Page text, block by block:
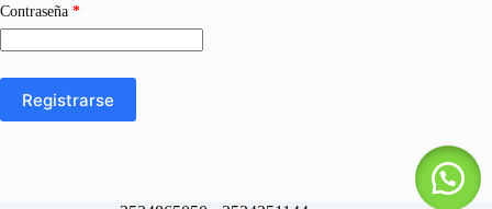
Contraseña *Obligatorio
Registrarse